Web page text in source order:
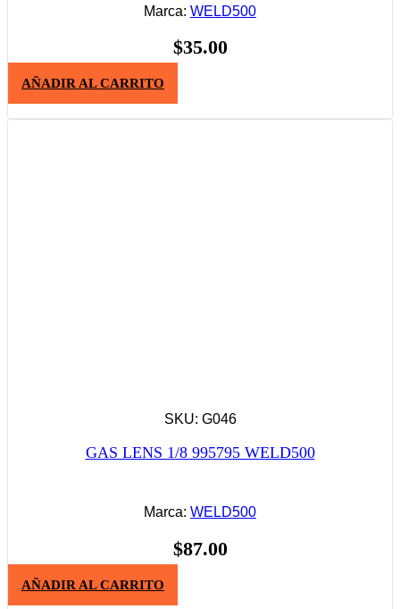
Marca: WELD500
$35.00
AÑADIR AL CARRITO
SKU: G046
GAS LENS 1/8 995795 WELD500
Marca: WELD500
$87.00
AÑADIR AL CARRITO